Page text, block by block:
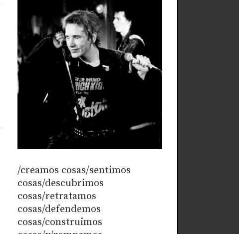
/creamos cosas/sentimos
cosas/descubrimos
cosas/retratamos
cosas/defendemos
cosas/construimos